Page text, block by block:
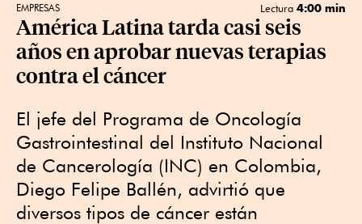
EMPRESAS Lectura 4:00 min
América Latina tarda casi seis
años en aprobar nuevas terapias
contra el cáncer
El jefe del Programa de Oncología
Gastrointestinal del Instituto Nacional
de Cancerología (INC) en Colombia,
Diego Felipe Ballén, advirtió que
diversos tipos de cáncer están